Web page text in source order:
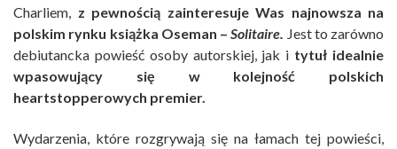
Charliem, z pewnością zainteresuje Was najnowsza na
polskim rynku książka Oseman –Solitaire. Jest to zarówno
debiutancka powieść osoby autorskiej, jak i tytuł idealnie
wpasowujący się w kolejność polskich
heartstopperowych premier.
Wydarzenia, które rozgrywają się na łamach tej powieści,